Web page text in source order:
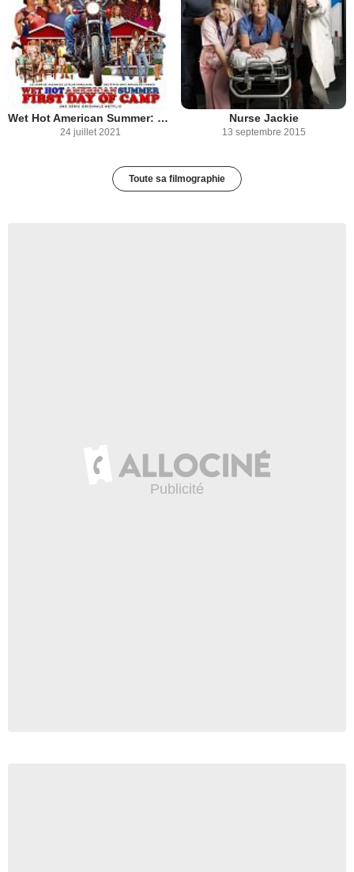
Wet Hot American Summer: First Day of Camp
24 juillet 2021
Nurse Jackie
13 septembre 2015
Toute sa filmographie